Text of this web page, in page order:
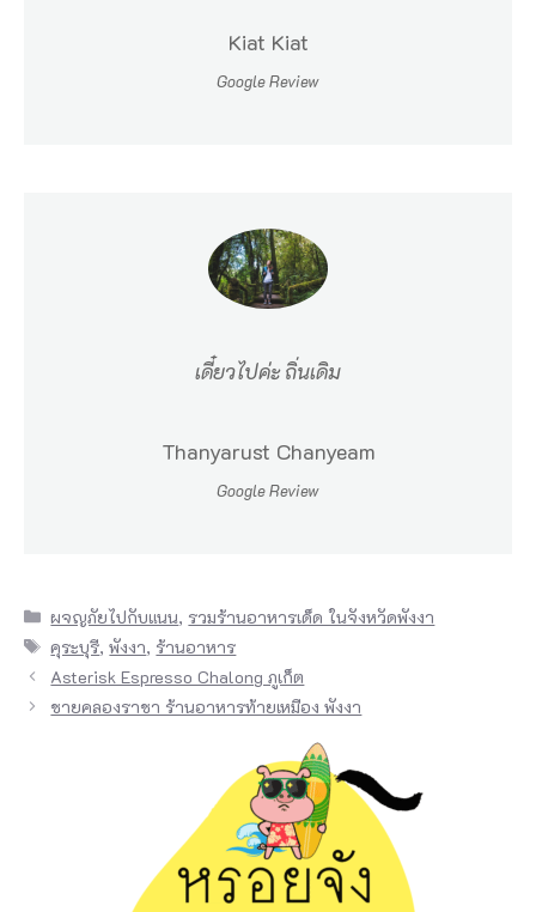
Kiat Kiat
Google Review
เดี๋ยวไปค่ะ ถิ่นเดิม
Thanyarust Chanyeam
Google Review
Categories
ผจญภัยไปกับแนน, รวมร้านอาหารเด็ด ในจังหวัดพังงา
Tags
คุระบุรี,พังงา, ร้านอาหาร
Asterisk Espresso Chalong ภูเก็ต
ชายคลองราชา ร้านอาหารท้ายเหมือง พังงา